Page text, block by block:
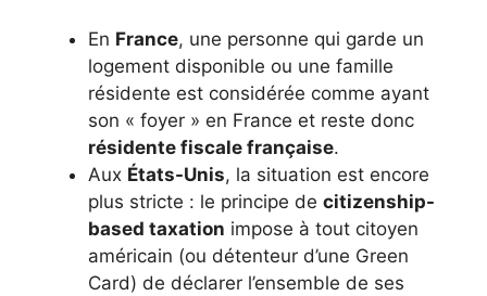
En France, une personne qui garde un
logement disponible ou une famille
résidente est considérée comme ayant
son « foyer » en France et reste donc
résidente fiscale française.
Aux États-Unis, la situation est encore
plus stricte : le principe de citizenship-
based taxation impose à tout citoyen
américain (ou détenteur d’une Green
Card) de déclarer l’ensemble de ses